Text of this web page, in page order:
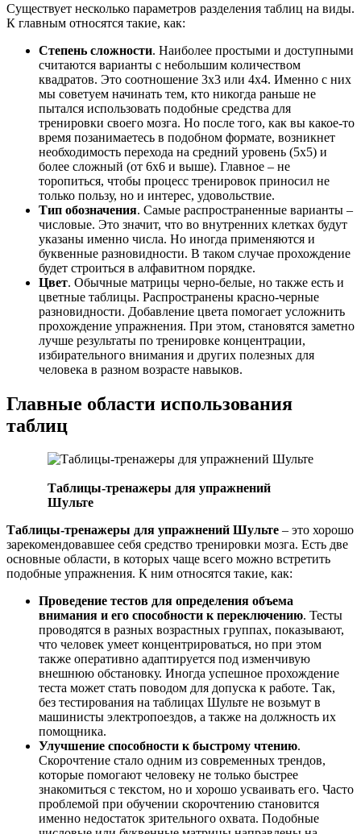
Существует несколько параметров разделения таблиц на виды.
К главным относятся такие, как:
Степень сложности. Наиболее простыми и доступными
считаются варианты с небольшим количеством
квадратов. Это соотношение 3х3 или 4х4. Именно с них
мы советуем начинать тем, кто никогда раньше не
пытался использовать подобные средства для
тренировки своего мозга. Но после того, как вы какое-то
время позанимаетесь в подобном формате, возникнет
необходимость перехода на средний уровень (5х5) и
более сложный (от 6х6 и выше). Главное – не
торопиться, чтобы процесс тренировок приносил не
только пользу, но и интерес, удовольствие.
Тип обозначения. Самые распространенные варианты –
числовые. Это значит, что во внутренних клетках будут
указаны именно числа. Но иногда применяются и
буквенные разновидности. В таком случае прохождение
будет строиться в алфавитном порядке.
Цвет. Обычные матрицы черно-белые, но также есть и
цветные таблицы. Распространены красно-черные
разновидности. Добавление цвета помогает усложнить
прохождение упражнения. При этом, становятся заметно
лучше результаты по тренировке концентрации,
избирательного внимания и других полезных для
человека в разном возрасте навыков.
Главные области использования
таблиц
Таблицы-тренажеры для упражнений
Шульте
Таблицы-тренажеры для упражнений Шульте – это хорошо
зарекомендовавшее себя средство тренировки мозга. Есть две
основные области, в которых чаще всего можно встретить
подобные упражнения. К ним относятся такие, как:
Проведение тестов для определения объема
внимания и его способности к переключению. Тесты
проводятся в разных возрастных группах, показывают,
что человек умеет концентрироваться, но при этом
также оперативно адаптируется под изменчивую
внешнюю обстановку. Иногда успешное прохождение
теста может стать поводом для допуска к работе. Так,
без тестирования на таблицах Шульте не возьмут в
машинисты электропоездов, а также на должность их
помощника.
Улучшение способности к быстрому чтению.
Скорочтение стало одним из современных трендов,
которые помогают человеку не только быстрее
знакомиться с текстом, но и хорошо усваивать его. Часто
проблемой при обучении скорочтению становится
именно недостаток зрительного охвата. Подобные